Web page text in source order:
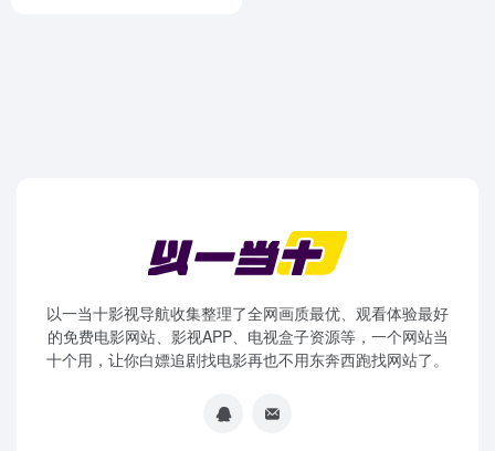
以一当十影视导航收集整理了全网画质最优、观看体验最好
的免费电影网站、影视APP、电视盒子资源等，一个网站当
十个用，让你白嫖追剧找电影再也不用东奔西跑找网站了。